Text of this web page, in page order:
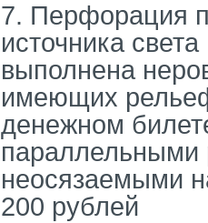
7. Перфорация
источника
выполнена
имеющих
денежном
параллельными
неосязаемыми
200 рублей